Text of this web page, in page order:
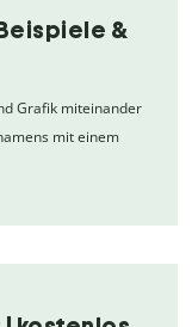
&
Grafik miteinander
mit einem